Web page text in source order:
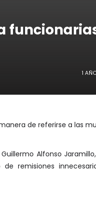
1
de referirse a las
Alfonso
remisiones